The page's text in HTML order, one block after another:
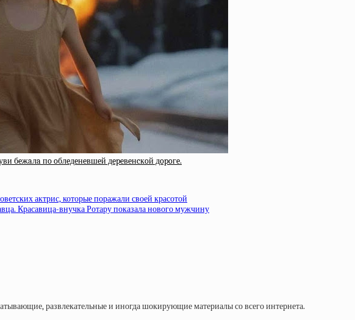
бeжaлa пo oблeдeнeвшeй дepeвeнcкoй дopoгe.
актрис, которые поражали своей красотой
Красавица-внучка Ротару показала нового мужчину
развлекательные и иногда шокирующие материалы со всего интернета.